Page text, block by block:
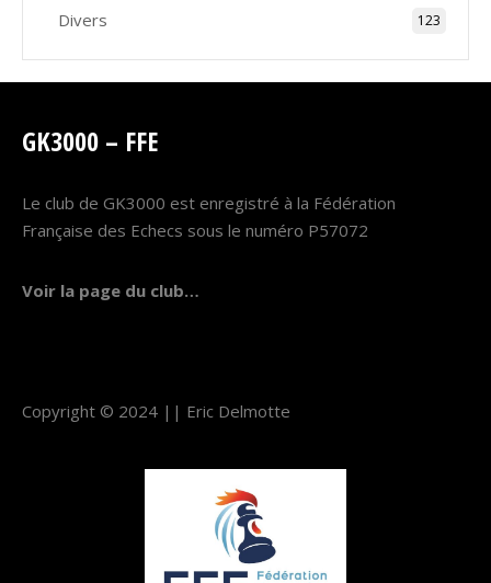
Divers 123
GK3000 – FFE
Le club de GK3000 est enregistré à la Fédération
Française des Echecs sous le numéro P57072
Voir la page du club…
Copyright © 2024 || Eric Delmotte